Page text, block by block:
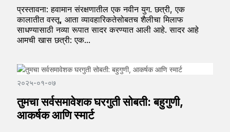
प्रस्तावना: हवामान संरक्षणातील एक नवीन युग. छत्री, एक
कालातीत वस्तू, आता व्यावहारिकतेसोबतच शैलीचा मिलाफ
साधण्यासाठी नव्या रूपात सादर करण्यात आली आहे. सादर आहे
आमची खास छत्री: एक...
२०२५-०१-०७
तुमचा सर्वसमावेशक घरगुती सोबती: बहुगुणी,
आकर्षक आणि स्मार्ट